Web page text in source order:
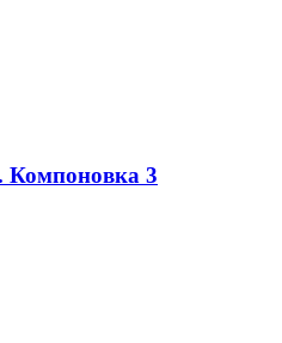
Компоновка 3